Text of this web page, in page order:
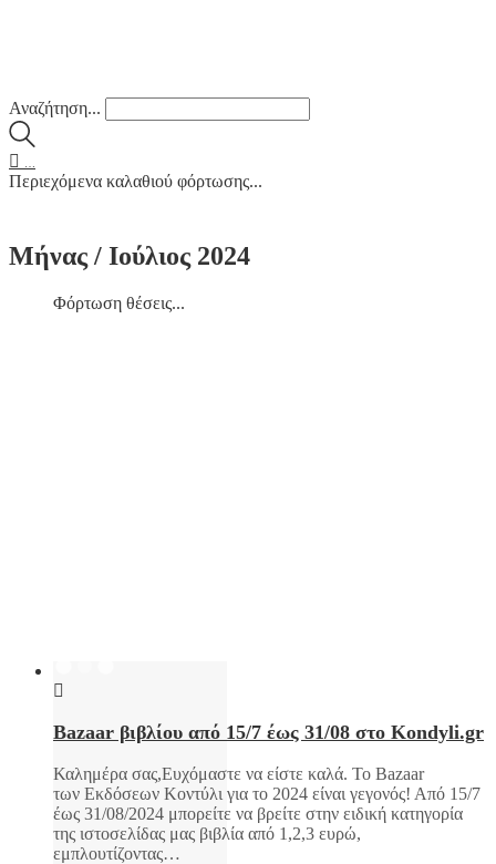
Αναζήτηση...
Περιεχόμενα καλαθιού φόρτωσης...
Μήνας / Ιούλιος 2024
Φόρτωση θέσεις...
Bazaar βιβλίου από 15/7 έως 31/08 στο Kondyli.gr
Καλημέρα σας,Ευχόμαστε να είστε καλά. Το Bazaar
των Εκδόσεων Κοντύλι για το 2024 είναι γεγονός! Από 15/7
έως 31/08/2024 μπορείτε να βρείτε στην ειδική κατηγορία
της ιστοσελίδας μας βιβλία από 1,2,3 ευρώ,
εμπλουτίζοντας…